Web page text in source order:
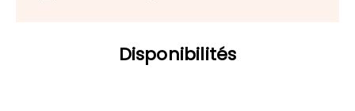
Disponibilités